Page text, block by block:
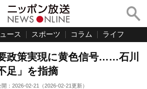
ース スポーツ コラム ライフ
政策実現に黄色信号……石川
足」を指摘
： 2026-02-21 （2026-02-21更新）